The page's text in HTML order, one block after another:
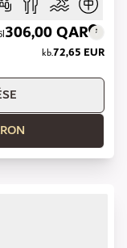
306,00 QAR
kb.72,65 EUR